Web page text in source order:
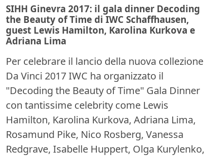
SIHH Ginevra 2017: il gala dinner Decoding
the Beauty of Time di IWC Schaffhausen,
guest Lewis Hamilton, Karolina Kurkova e
Adriana Lima
Per celebrare il lancio della nuova collezione
Da Vinci 2017 IWC ha organizzato il
"Decoding the Beauty of Time" Gala Dinner
con tantissime celebrity come Lewis
Hamilton, Karolina Kurkova, Adriana Lima,
Rosamund Pike, Nico Rosberg, Vanessa
Redgrave, Isabelle Huppert, Olga Kurylenko,